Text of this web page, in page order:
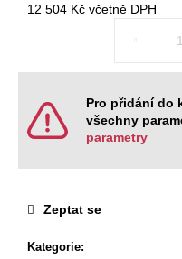
12 504 Kč včetně DPH
Pro přidání do
všechny
parametry
Kategorie:
Zeptat se
SESTAVA
60
Původně:
74